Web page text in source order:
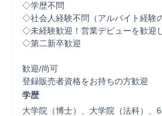
◇学歴不問
◇社会人経験不問（アルバイト経験
◇未経験歓迎！営業デビューを歓迎
◇第二新卒歓迎
歓迎/尚可
登録販売者資格をお持ちの方歓迎
学歴
大学院（博士）、大学院（法科）、